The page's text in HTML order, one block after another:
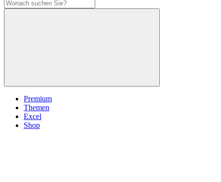
Premium
Themen
Excel
Shop